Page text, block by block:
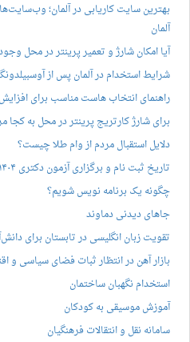
بهترین سایت کاریابی در آلمان؛
آلمان
آیا امکان شارژ و تعمیر پرینتر در محل
شرایط استخدام در آلمان پس از
راهنمای انتخاب هاست مناسب برای
برای شارژ کارتریج پرینتر در محل به کجا
دلایل استقبال مردم از وام طلا چیست؟
تاریخ ثبت نام و برگزاری آزمون دکتری ۱۴۰۴
چگونه یک برنامه نویس شویم؟
جاهای دیدنی دماوند
تقویت زبان انگلیسی در تابستان برای
بازار آهن در انتظار ثبات فضای سیاسی و
استخدام نگهبان ساختمان
آموزش موسیقی به کودکان
سامانه نقل و انتقالات فرهنگیان